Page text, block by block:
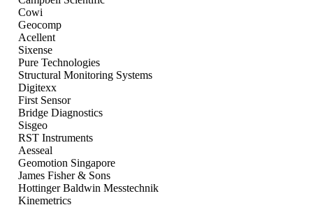
Cowi
Geocomp
Acellent
Sixense
Pure Technologies
Structural Monitoring Systems
Digitexx
First Sensor
Bridge Diagnostics
Sisgeo
RST Instruments
Aesseal
Geomotion Singapore
James Fisher & Sons
Hottinger Baldwin Messtechnik
Kinemetrics